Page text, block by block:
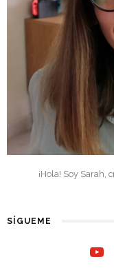
¡Hola! Soy Sarah,
SÍGUEME